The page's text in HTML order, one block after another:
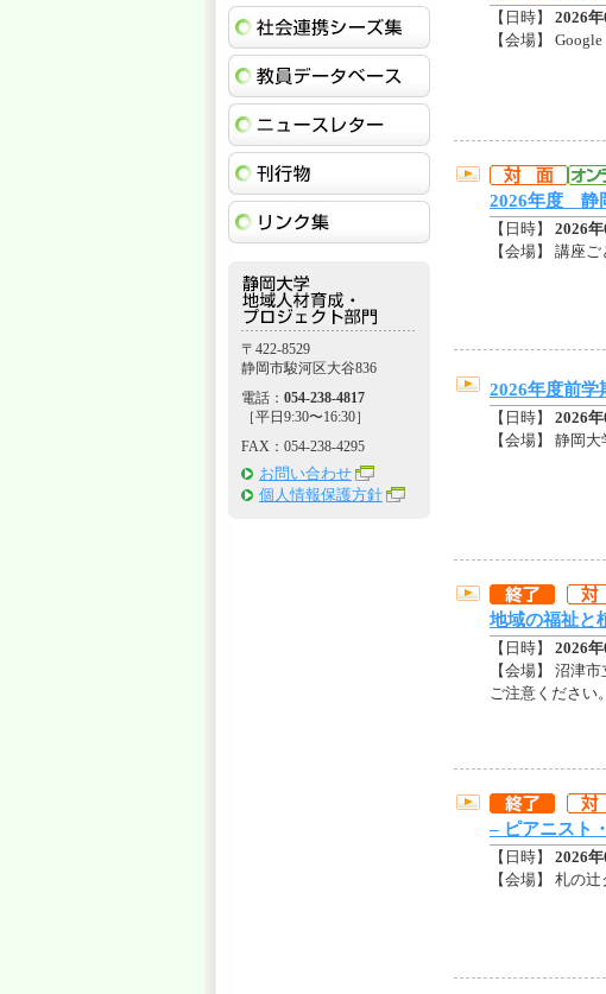
【日時】 2026
【会場】
2026年度 静
【日時】 2026
【会場】 講座
2026年度前学
【日時】 2026
【会場】 静岡
地域の福祉と
【日時】 2026
【会場】 沼津
ご注意ください。
– ピアニスト
【日時】 2026
【会場】 札の
社会連携シーズ集
リンク集
〒422-8529
静岡市駿河区大谷836
電話： 054-238-4817
［平日9:30〜16:30］
FAX：054-238-4295
お問い合わせ
個人情報保護方針